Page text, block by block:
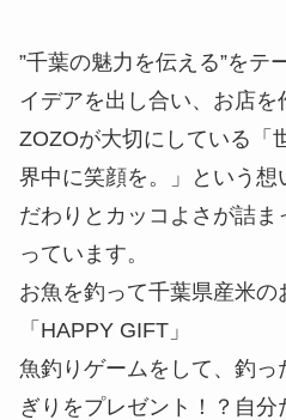
”千葉の魅力を伝える”をテ
イデアを出し合い、お店を
ZOZOが大切にしている「
界中に笑顔を。」という想
だわりとカッコよさが詰
っています。
お魚を釣って千葉県産米の
「HAPPY GIFT」
魚釣りゲームをして、釣っ
ぎりをプレゼント！？自